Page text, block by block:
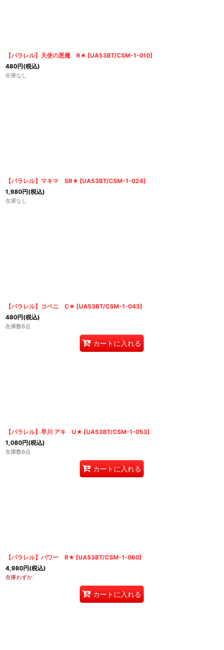
【パラレル】天使の悪魔 R★ [UA53BT/CSM-1-010]
480円(税込)
在庫なし
【パラレル】マキマ SR★ [UA53BT/CSM-1-024]
1,980円(税込)
在庫なし
【パラレル】コベニ C★ [UA53BT/CSM-1-043]
480円(税込)
在庫数6点
カートに入れる
【パラレル】早川 アキ U★ [UA53BT/CSM-1-053]
1,080円(税込)
在庫数6点
カートに入れる
【パラレル】パワー R★ [UA53BT/CSM-1-060]
4,980円(税込)
在庫わずか
カートに入れる